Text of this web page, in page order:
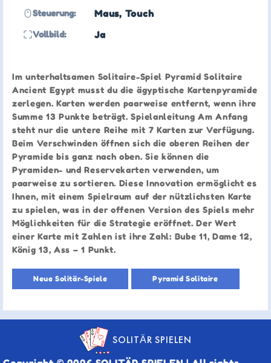
Steuerung: Maus, Touch
Vollbild: Ja
Im unterhaltsamen Solitaire-Spiel Pyramid Solitaire
Ancient Egypt musst du die ägyptische Kartenpyramide
zerlegen. Karten werden paarweise entfernt, wenn ihre
Summe 13 Punkte beträgt. Spielanleitung Am Anfang
steht nur die untere Reihe mit 7 Karten zur Verfügung.
Beim Verschwinden öffnen sich die oberen Reihen der
Pyramide bis ganz nach oben. Sie können die
Pyramiden- und Reservekarten verwenden, um
paarweise zu sortieren. Diese Innovation ermöglicht es
Ihnen, mit einem Spielraum auf der nützlichsten Karte
zu spielen, was in der offenen Version des Spiels mehr
Möglichkeiten für die Strategie eröffnet. Der Wert
einer Karte mit Zahlen ist ihre Zahl: Bube 11, Dame 12,
König 13, Ass – 1 Punkt.
Neue Solitär-Spiele Pyramid Solitaire
SOLITÄR SPIELEN